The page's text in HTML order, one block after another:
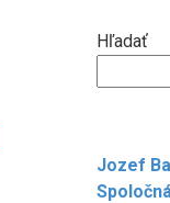
Hľadať
Jozef